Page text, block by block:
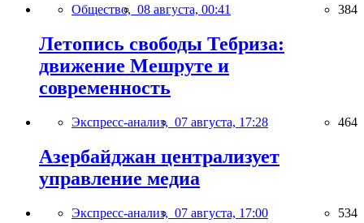
Общество, 08 августа, 00:41 384
Летопись свободы Тебриза:
движение Мешруте и
современность
Экспресс-анализ, 07 августа, 17:28 464
Азербайджан централизует
управление медиа
Экспресс-анализ, 07 августа, 17:00 534